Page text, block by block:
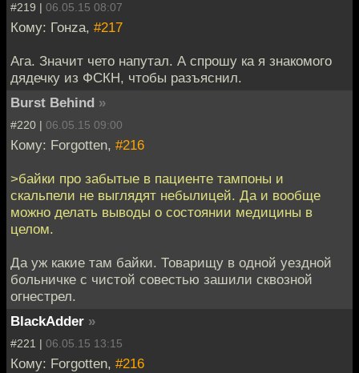
#219 | 06.05.15 08:07
Кому: Гонzа, #217
Ага. Значит чето напутал. А спрошу ка я знакомого
дядечку из ФСКН, чтобы разъяснил.
Burst Behind »
#220 | 06.05.15 09:00
Кому: Forgotten, #216
>байки про забытые в пациенте тампоны и
скальпели не выглядят небылицей. Да и вообще
можно делать выводы о состоянии медицины в
целом.
Да уж какие там байки. Товарищу в одной уездной
больничке с чистой совестью зашили сквозной
огнестрел.
BlackAdder »
#221 | 06.05.15 13:15
Кому: Forgotten, #216